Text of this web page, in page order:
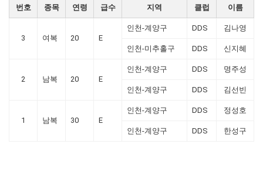
번호 종목 연령 급수 지역 클럽 이름
3 여복 20 E
인천-계양구 DDS 김나영
인천-미추홀구 DDS 신지혜
2 남복 20 E
인천-계양구 DDS 명주성
인천-계양구 DDS 김선빈
1 남복 30 E
인천-계양구 DDS 정성호
인천-계양구 DDS 한성구